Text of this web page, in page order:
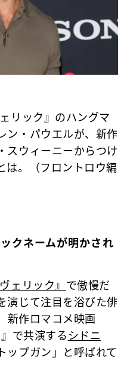
リック』のハングマ
ン・パウエルが、新作
スウィーニーからつけ
は。（フロントロウ編
クネームが明かされ
ェリック』で傲慢だ
演じて注目を浴びた俳
新作ロマコメ映画
』で共演するシドニ
ップガン」と呼ばれて